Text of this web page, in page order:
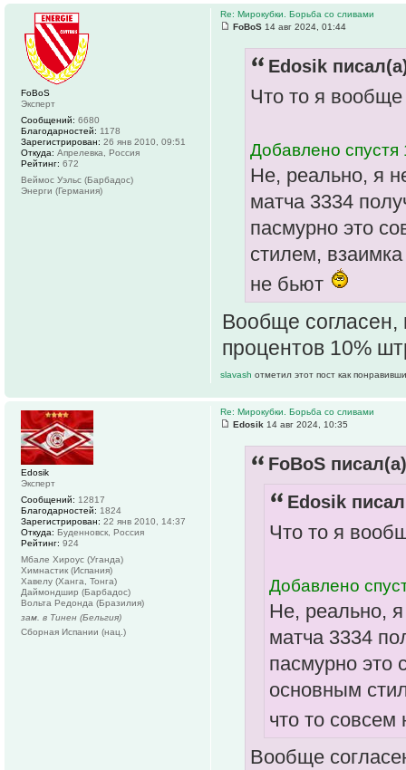
Re: Мирокубки. Борьба со сливами
FoBoS 14 авг 2024, 01:44
Edosik
Что то я
Добавлено спустя
Не, реально, я
матча 3334
пасмурно это
стилем,
не бьют
Вообще согласен,
процентов 10%
slavash отметил этот пост как
FoBoS
Эксперт
Сообщений: 6680
Благодарностей: 1178
Зарегистрирован: 26 янв 2010, 09:51
Откуда: Апрелевка, Россия
Рейтинг: 672
Веймос Уэльс (Барбадос)
Энерги (Германия)
Re: Мирокубки. Борьба со сливами
Edosik 14 авг 2024, 10:35
FoBoS
Edosik
Что то я
Добавлено
Не, реально,
матча 3334
пасмурно это
основным
что то
Вообще
Edosik
Эксперт
Сообщений: 12817
Благодарностей: 1824
Зарегистрирован: 22 янв 2010, 14:37
Откуда: Буденновск, Россия
Рейтинг: 924
Мбале Хироус (Уганда)
Химнастик (Испания)
Хавелу (Ханга, Тонга)
Даймондшир (Барбадос)
Вольта Редонда (Бразилия)
зам. в Тинен (Бельгия)
Сборная Испании (нац.)